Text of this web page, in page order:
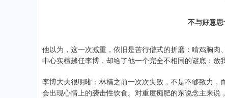
不与好意
他以为，这一次减重，依旧是苦行僧式的折磨：啃鸡胸
中心实檀越任李博，却给了他一个完全不相同的谜底：放
李博大夫很明晰：林楠之前一次次失败，不是不够致力
会出现心情上的袭击性饮食。对重度痴肥的东说念主来